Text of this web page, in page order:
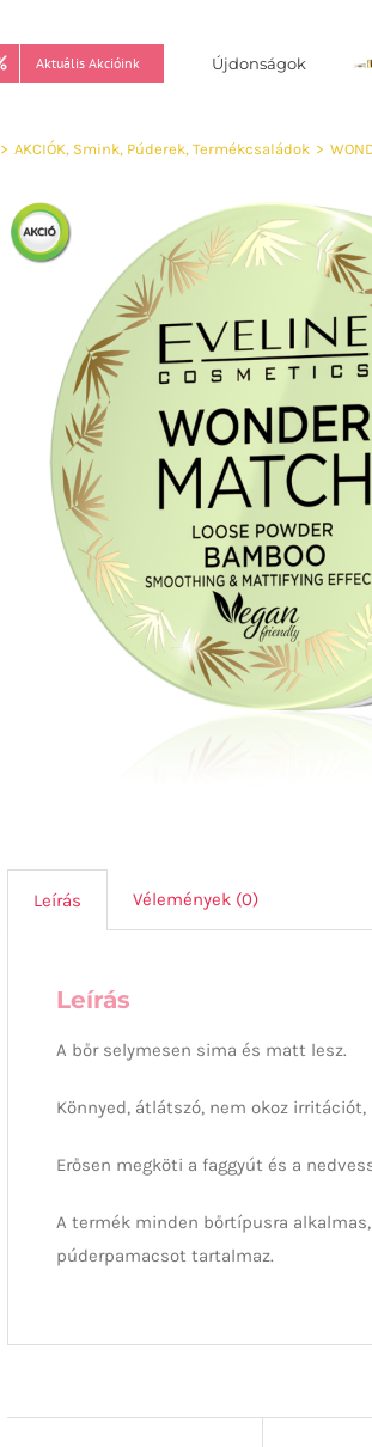
Aktuális Akcióink Újdonságok
> AKCIÓK, Smink, Púderek, Termékcsaládok >
Leírás Vélemények (0)
Leírás
A bőr selymesen sima és matt lesz.
Könnyed, átlátszó, nem okoz
Erősen megköti a faggyút és a
A termék minden bőrtípusra
púderpamacsot tartalmaz.